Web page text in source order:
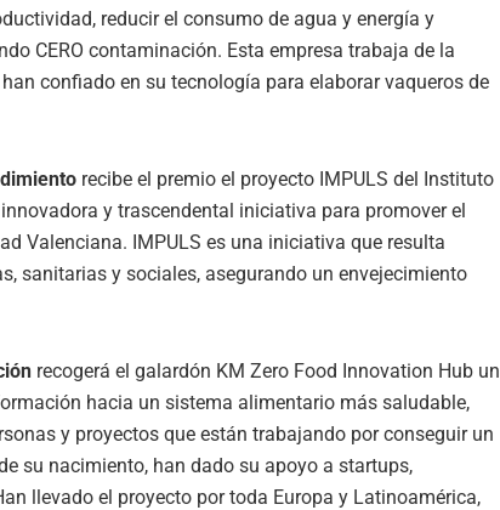
reducir el consumo de agua y energía y
CERO contaminación. Esta empresa trabaja de la
confiado en su tecnología para elaborar vaqueros de
recibe el premio el proyecto IMPULS del Instituto
y trascendental iniciativa para promover el
Valenciana. IMPULS es una iniciativa que resulta
sanitarias y sociales, asegurando un envejecimiento
recogerá el galardón KM Zero Food Innovation Hub un
hacia un sistema alimentario más saludable,
y proyectos que están trabajando por conseguir un
su nacimiento, han dado su apoyo a startups,
llevado el proyecto por toda Europa y Latinoamérica,